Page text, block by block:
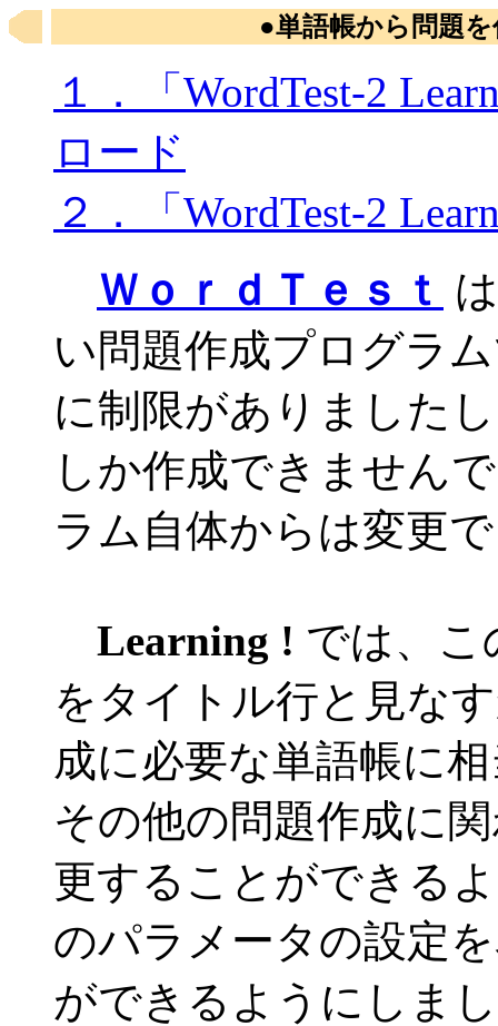
●単語帳から問題
１．「WordTest-2
ロード
２．「WordTest-2
ＷｏｒｄＴｅｓｔ
い問題作成プログラ
に制限がありました
しか作成できません
ラム自体からは変更
Learning ! では、こ
をタイトル行と見な
成に必要な単語帳に
その他の問題作成に
更することができる
のパラメータの設定
ができるようにしま